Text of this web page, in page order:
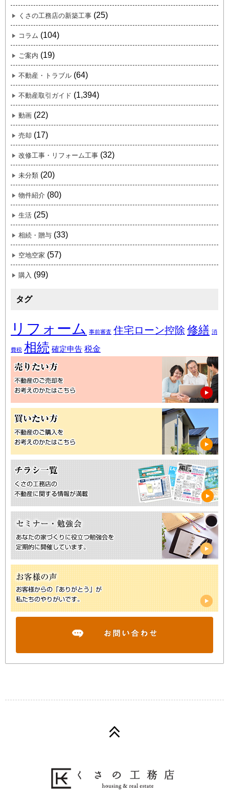
くさの工務店の新築工事 (25)
コラム (104)
ご案内 (19)
不動産・トラブル (64)
不動産取引ガイド (1,394)
動画 (22)
売却 (17)
改修工事・リフォーム工事 (32)
未分類 (20)
物件紹介 (80)
生活 (25)
相続・贈与 (33)
空地空家 (57)
購入 (99)
タグ
リフォーム 事前審査 住宅ローン控除 修繕 消
費税 相続 確定申告 税金